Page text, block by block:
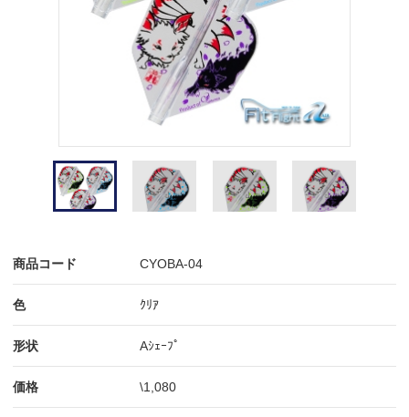
商品コード CYOBA-04
色 ｸﾘｱ
形状 Aｼｪｰﾌﾟ
価格 \1,080